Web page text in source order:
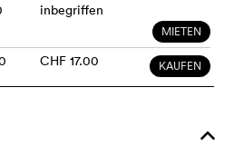
inbegriffen
MIETEN
CHF 17.00 KAUFEN
o